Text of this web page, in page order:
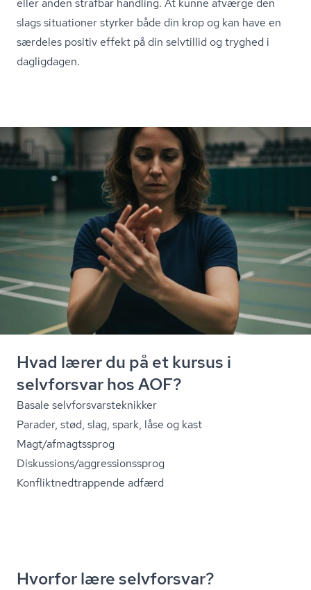
eller anden strafbar handling. At kunne afværge den
slags situationer styrker både din krop og kan have en
særdeles positiv effekt på din selvtillid og tryghed i
dagligdagen.
Hvad lærer du på et kursus i
selvforsvar hos AOF?
Basale selv­for­svars­tek­nik­ker
Parader, stød, slag, spark, låse og kast
Magt/afmagtssprog
Diskussions/ag­gres­sions­sprog
Kon­flik­t­ned­trap­pen­de adfærd
Hvorfor lære selvforsvar?